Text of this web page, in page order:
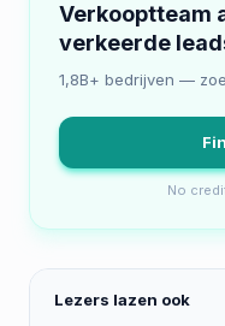
Verkooptteam
verkeerde
1,8B+ bedrijven —
No
Lezers lazen ook